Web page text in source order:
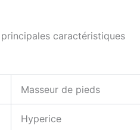
caractéristiques
Masseur de pieds
Hyperice